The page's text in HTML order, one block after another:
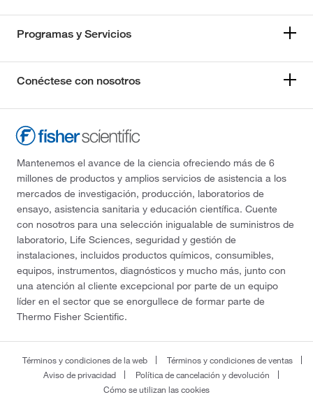
Programas y Servicios
Conéctese con nosotros
Mantenemos el avance de la ciencia ofreciendo más de 6
millones de productos y amplios servicios de asistencia a los
mercados de investigación, producción, laboratorios de
ensayo, asistencia sanitaria y educación científica. Cuente
con nosotros para una selección inigualable de suministros de
laboratorio, Life Sciences, seguridad y gestión de
instalaciones, incluidos productos químicos, consumibles,
equipos, instrumentos, diagnósticos y mucho más, junto con
una atención al cliente excepcional por parte de un equipo
líder en el sector que se enorgullece de formar parte de
Thermo Fisher Scientific.
Términos y condiciones de la web
Términos y condiciones de ventas
Aviso de privacidad
Política de cancelación y devolución
Cómo se utilizan las cookies